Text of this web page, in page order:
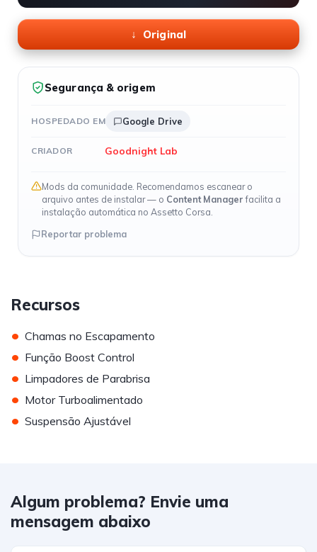
Original
Segurança & origem
HOSPEDADO EM Google Drive
CRIADOR Goodnight Lab
Mods da comunidade. Recomendamos escanear o
arquivo antes de instalar — o Content Managerfacilita a
instalação automática no Assetto Corsa.
Reportar problema
Recursos
• Chamas no Escapamento
• Função Boost Control
• Limpadores de Parabrisa
• Motor Turboalimentado
• Suspensão Ajustável
Algum problema? Envie uma
mensagem abaixo